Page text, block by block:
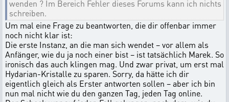
wenden ? Im Bereich Fehler dieses Forums kann ich nichts
schreiben.
Um mal eine Frage zu beantworten, die dir offenbar immer
noch nicht klar ist:
Die erste Instanz, an die man sich wendet – vor allem als
Anfänger, wie du ja noch einer bist – ist tatsächlich Marek. So
ironisch das auch klingen mag. Und zwar privat, um erst mal
Hydarian-Kristalle zu sparen. Sorry, da hätte ich dir
eigentlich gleich als Erster antworten sollen – aber ich bin
nun mal nicht wie du den ganzen Tag, jeden Tag online.